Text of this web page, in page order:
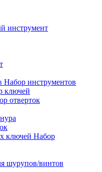
инструмент
Набор инструментов
ключей
отверток
Набор
шурупов/винтов